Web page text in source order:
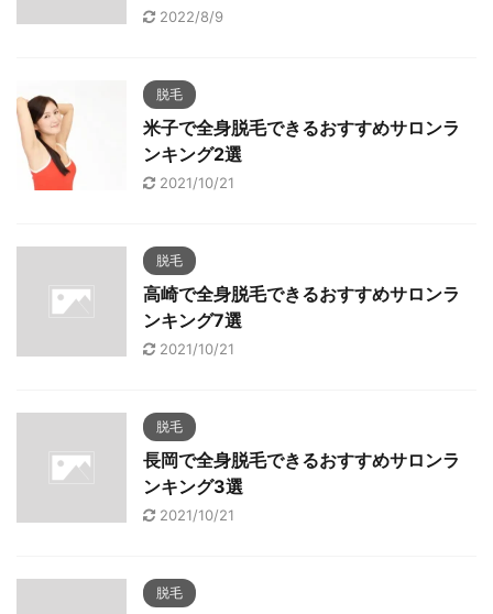
2022/8/9
脱毛
米子で全身脱毛できるおすすめサロンラ
ンキング2選
2021/10/21
脱毛
高崎で全身脱毛できるおすすめサロンラ
ンキング7選
2021/10/21
脱毛
長岡で全身脱毛できるおすすめサロンラ
ンキング3選
2021/10/21
脱毛